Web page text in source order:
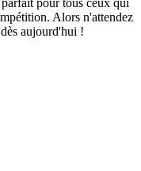
pour tous ceux qui
Alors n'attendez
aujourd'hui !